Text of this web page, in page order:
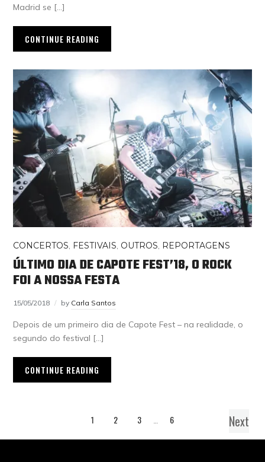
Madrid se […]
CONTINUE READING
CONCERTOS FESTIVAIS OUTROS REPORTAGENS
ÚLTIMO DIA DE CAPOTE FEST’18, O ROCK
FOI A NOSSA FESTA
15/05/2018 by Carla Santos
Depois de um primeiro dia de Capote Fest – na realidade, o
segundo do festival […]
CONTINUE READING
1 2 3 6 Next